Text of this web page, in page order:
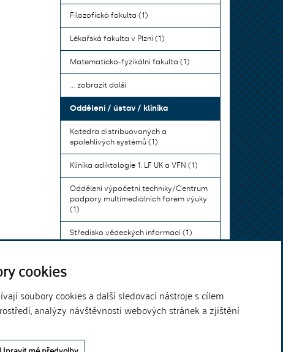
cookies
soubory cookies a další sledovací nástroje s cílem
analýzy návštěvnosti webových stránek a zjištění
Filozofická fakulta (1)
Lékařská fakulta v Plzni (1)
Matematicko-fyzikální fakulta (1)
... zobrazit další
Oddělení / ústav / klinika
Katedra distribuovaných a
spolehlivých systémů (1)
Klinika adiktologie 1. LF UK a VFN (1)
Oddělení výpočetní techniky/Centrum
podpory multimediálních forem výuky
(1)
Středisko vědeckých informací (1)